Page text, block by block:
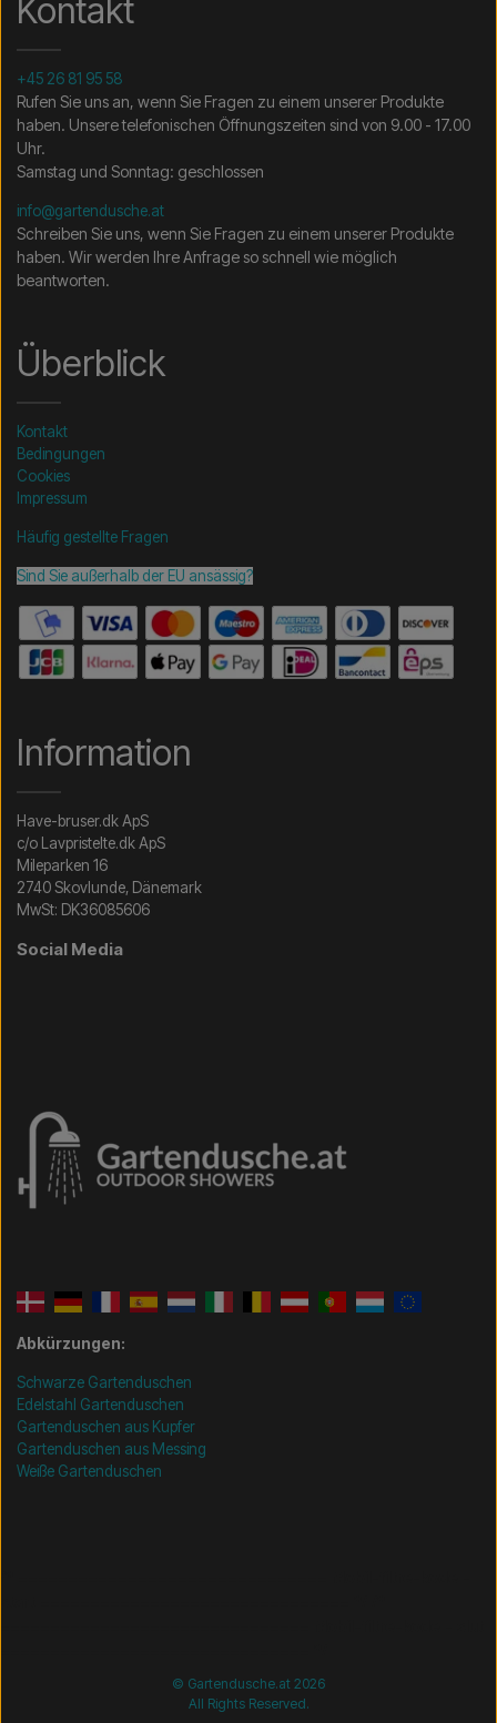
Kontakt
+45 26 81 95 58
Rufen Sie uns an, wenn Sie Fragen zu einem unserer Produkte
haben. Unsere telefonischen Öffnungszeiten sind von 9.00 - 17.00
Uhr.
Samstag und Sonntag: geschlossen
info@gartendusche.at
Schreiben Sie uns, wenn Sie Fragen zu einem unserer Produkte
haben. Wir werden Ihre Anfrage so schnell wie möglich
beantworten.
Überblick
Kontakt
Bedingungen
Cookies
Impressum
Häufig gestellte Fragen
Sind Sie außerhalb der EU ansässig?
Information
Have-bruser.dk ApS
c/o Lavpristelte.dk ApS
Mileparken 16
2740 Skovlunde, Dänemark
MwSt: DK36085606
Social Media
Abkürzungen:
Schwarze Gartenduschen
Edelstahl Gartenduschen
Gartenduschen aus Kupfer
Gartenduschen aus Messing
Weiße Gartenduschen
© Gartendusche.at 2026
All Rights Reserved.